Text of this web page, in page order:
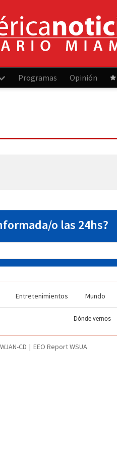
Programas Opinión
o las 24hs?
Entretenimientos Mundo
Dónde vernos
CD EEO Report WSUA